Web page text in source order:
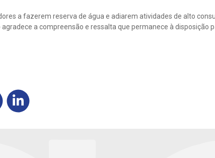
a fazerem reserva de água e adiarem atividades de alto
a compreensão e ressalta que permanece à disposição